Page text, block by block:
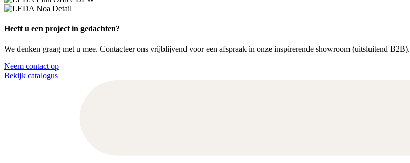
Heeft u een project in gedachten?
We denken graag met u mee. Contacteer ons vrijblijvend voor een afspraak in onze inspirerende showroom (uitsluitend B2B).
Neem contact op
Bekijk catalogus